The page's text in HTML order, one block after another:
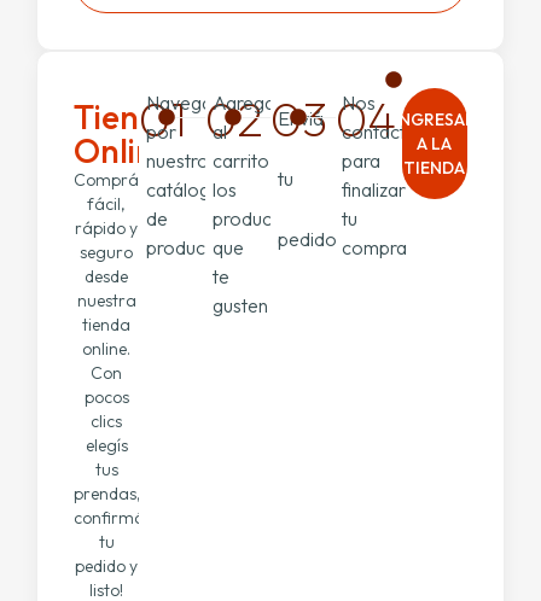
Tienda
Online
Comprá
fácil,
rápido y
seguro
desde
nuestra
tienda
online.
Con
pocos
clics
elegís
tus
prendas,
confirmás
tu
pedido y
listo!
01
Navegá
por
nuestro
catálogo
de
productos
02
Agregar
al
carrito
los
productos
que
te
gusten
03
Enviá
tu
pedido
04
Nos
contactamos
para
finalizar
tu
compra
INGRESAR
A LA
TIENDA